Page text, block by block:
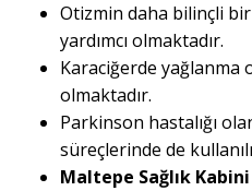
Otizmin daha bilinçli
yardımcı olmaktadır.
Karaciğerde yağlanma
olmaktadır.
Parkinson hastalığı
süreçlerinde de
Maltepe Sağlık Kabini